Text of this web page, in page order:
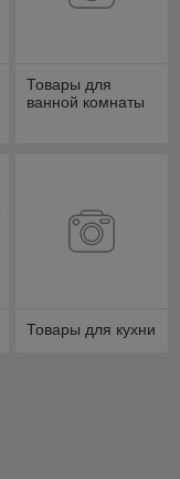
Товары для
ванной комнаты
Товары для кухни